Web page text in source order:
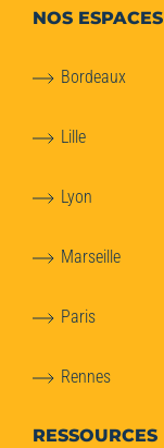
NOS ESPACES
Bordeaux
Lille
Lyon
Marseille
Paris
Rennes
RESSOURCES